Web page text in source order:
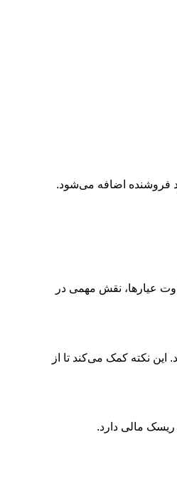
فروشنده اضافه می‌شود.
است. درک تفاوت عیارها، نقش مهمی در
نکته کمک می‌کند تا از
ریسک مالی دارد.